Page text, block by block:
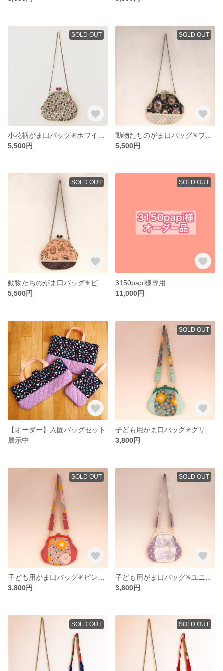
SOLD OUT
5,500円
SOLD OUT
5,500円
SOLD OUT
5,500円
SOLD OUT
3150papi様専用
11,000円
【オーダー】入園バッグセット
展示中
SOLD OUT
3,800円
SOLD OUT
3,800円
SOLD OUT
3,800円
SOLD OUT SOLD OUT